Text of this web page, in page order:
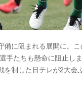
に阻まれる展開に。
手たちも懸命に阻止し
制した日テレが2大会